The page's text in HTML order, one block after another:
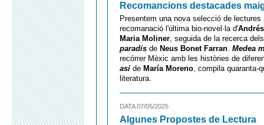
Recomancions destacades
Presentem una nova selecció de
recomanació l'última bio-novel·la d'
Maria Moliner, seguida de la recerca
paradís de Neus Bonet Farran. Medea
recórrer Mèxic amb les històries de
asíde María Moreno, compila quaranta-
literatura.
DATA 07/05/2025
Algunes Propostes de Lectura